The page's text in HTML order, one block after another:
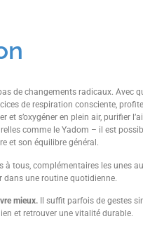
de changements radicaux. Avec
de respiration consciente,
et s’oxygéner en plein air, purifier
comme le Yadom – il est
et son équilibre général.
à tous, complémentaires les unes
dans une routine quotidienne.
mieux. Il suffit parfois de gestes
et retrouver une vitalité durable.